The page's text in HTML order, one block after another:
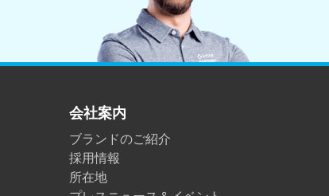
会社案内
ブランドのご紹介
採用情報
所在地